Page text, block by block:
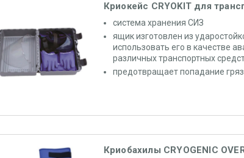
Криокейс CRYOKIT для
система хранения СИЗ
ящик изготовлен из
использовать его в качестве
различных транспортных
предотвращает попадание
Криобахилы CRYOGENIC